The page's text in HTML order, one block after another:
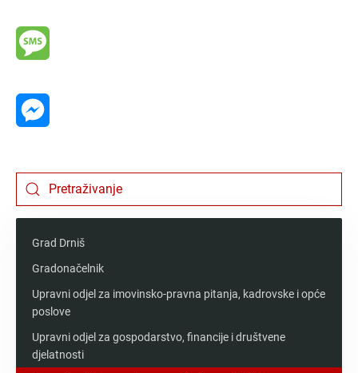
Grad Drniš
Gradonačelnik
Upravni odjel za imovinsko-pravna pitanja, kadrovske i opće
poslove
Upravni odjel za gospodarstvo, financije i društvene
djelatnosti